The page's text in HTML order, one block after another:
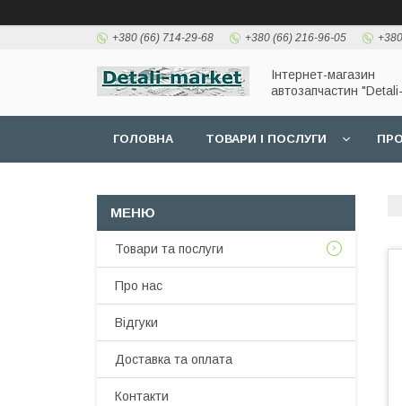
+380 (66) 714-29-68 +380 (66) 216-96-05
Інтернет-магазин
автозапчастин
ГОЛОВНА ТОВАРИ І ПОСЛУГИ
Товари та послуги
Про нас
Відгуки
Доставка та оплата
Контакти